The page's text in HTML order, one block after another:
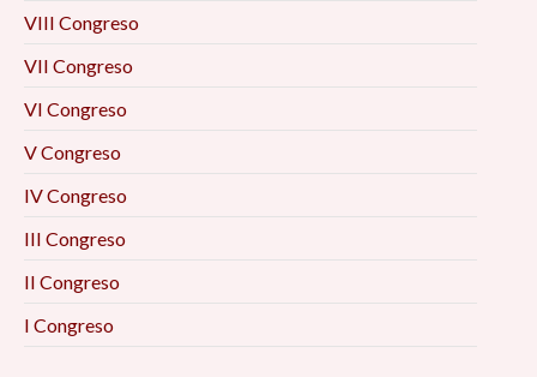
VIII Congreso
VII Congreso
VI Congreso
V Congreso
IV Congreso
III Congreso
II Congreso
I Congreso